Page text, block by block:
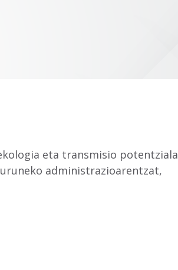
eta transmisio potentziala
administrazioarentzat,